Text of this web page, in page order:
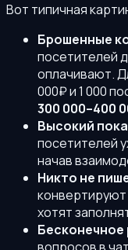
Вот типичная
Брошенные
посетителей
оплачивают.
000₽ и 1 000
300 000–400
Высокий
посетителей
начав
Никто не
конвертируют
хотят
Бесконечное